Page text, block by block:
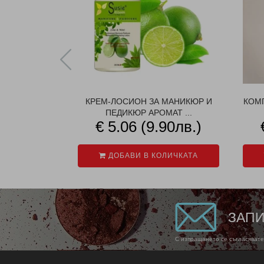
КРЕМ-ЛОСИОН ЗА МАНИКЮР И
ПЕДИКЮР АРОМАТ ...
€ 5.06 (9.90лв.)
ДОБАВИ В КОЛИЧКАТА
С изпращането се